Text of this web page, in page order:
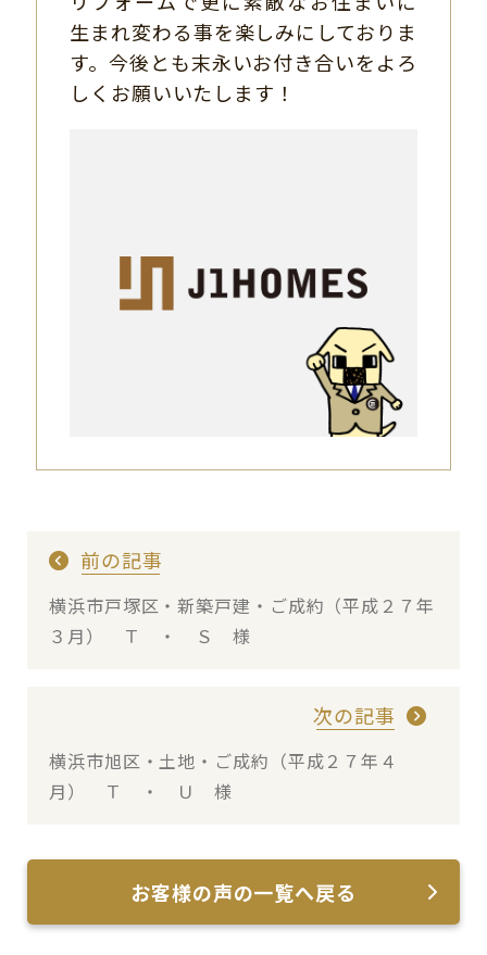
生まれ変わる事を楽しみにしておりま
す。今後とも末永いお付き合いをよろ
しくお願いいたします！
前の記事
横浜市戸塚区・新築戸建・ご成約（平成２７年
３月） Ｔ ・ Ｓ 様
次の記事
横浜市旭区・土地・ご成約（平成２７年４
月） Ｔ ・ Ｕ 様
お客様の声の一覧へ戻る